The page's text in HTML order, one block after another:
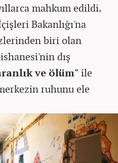
mahkum edildi.
Bakanlığı'na
biri olan
dış
ve ölüm" ile
ruhunu ele